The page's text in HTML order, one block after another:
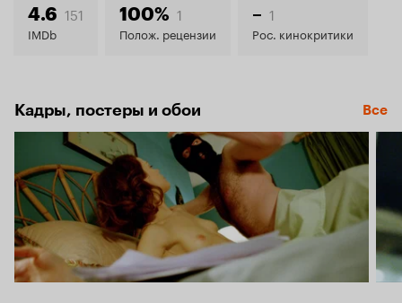
4.8
4.6 151
IMDb
100% 1
Полож. рецензии
– 1
Рос. кинокритики
Кадры, постеры и обои Все